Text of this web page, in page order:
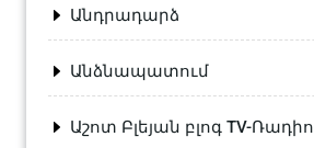
Անդրադարձ
Անձնապատում
Աշոտ Բլեյան բլոգ TV-Ռադիո